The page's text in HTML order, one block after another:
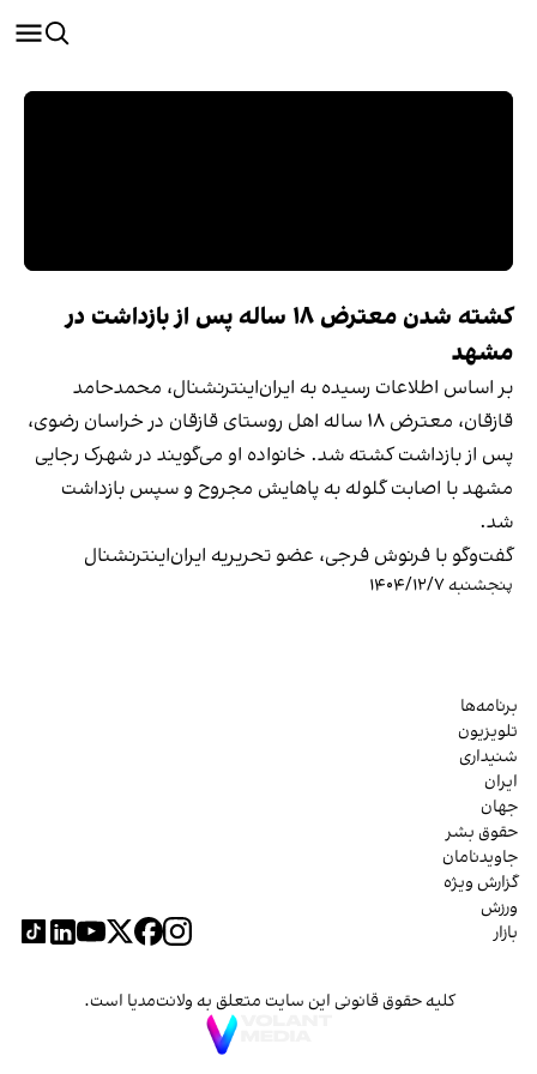
کشته شدن معترض ۱۸ ساله پس از بازداشت در
مشهد
بر اساس اطلاعات رسیده به ایران‌اینترنشنال، محمدحامد
قازقان، معترض ۱۸ ساله اهل روستای قازقان در خراسان رضوی،
پس از بازداشت کشته شد. خانواده او می‌گویند در شهرک رجایی
مشهد با اصابت گلوله به پاهایش مجروح و سپس بازداشت
شد.
گفت‌وگو با فرنوش فرجی، عضو تحریریه ایران‌اینترنشنال
پنجشنبه ۱۴۰۴/۱۲/۷
برنامه‌ها
تلویزیون
شنیداری
ایران
جهان
حقوق بشر
جاویدنامان
گزارش ویژه
ورزش
بازار
کلیه حقوق قانونی این سایت متعلق به ولانت‌مدیا است.